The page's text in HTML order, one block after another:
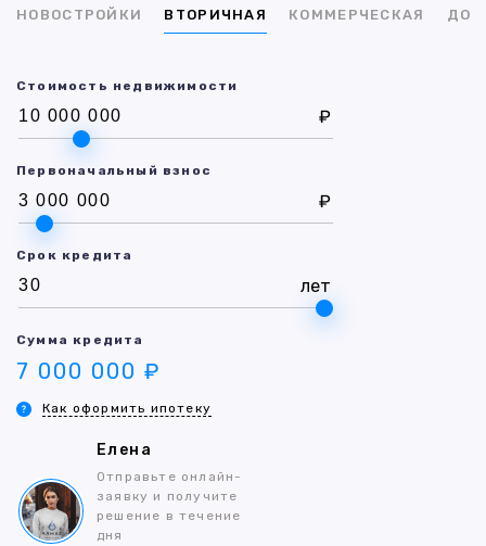
НОВОСТРОЙКИ ВТОРИЧНАЯ КОММЕРЧЕСКАЯ ДОМ
Стоимость недвижимости
₽
Первоначальный взнос
₽
Срок кредита
лет
Сумма кредита
7 000 000 ₽
Как оформить ипотеку
Елена
Отправьте онлайн-
заявку и получите
решение в течение
дня